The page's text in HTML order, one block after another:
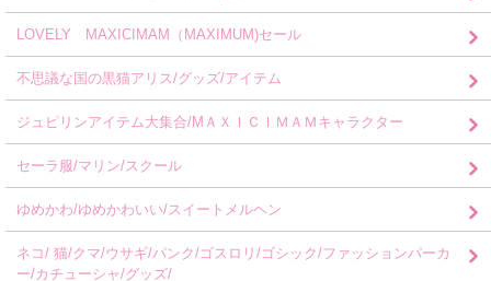
LOVELY MAXICIMAM（MAXIMUM)セール
不思議な国の黒猫アリス/グッズ/アイテム
ジュピリンアイテム大集合/MＡＸＩＣＩＭＡＭキャラクター
セーラ服/マリン/スクール
ゆめかわ/ゆめかわいい/スイートメルヘン
ネコ/ 猫/クマ/ウサギ/パンク/ゴスロリ/ゴシック/ファッションパーカ
ー/カチューシャ/グッズ/